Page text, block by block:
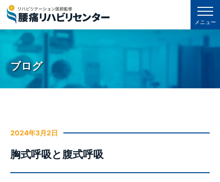
メニュー
ブログ
2024年3月2日
胸式呼吸と腹式呼吸